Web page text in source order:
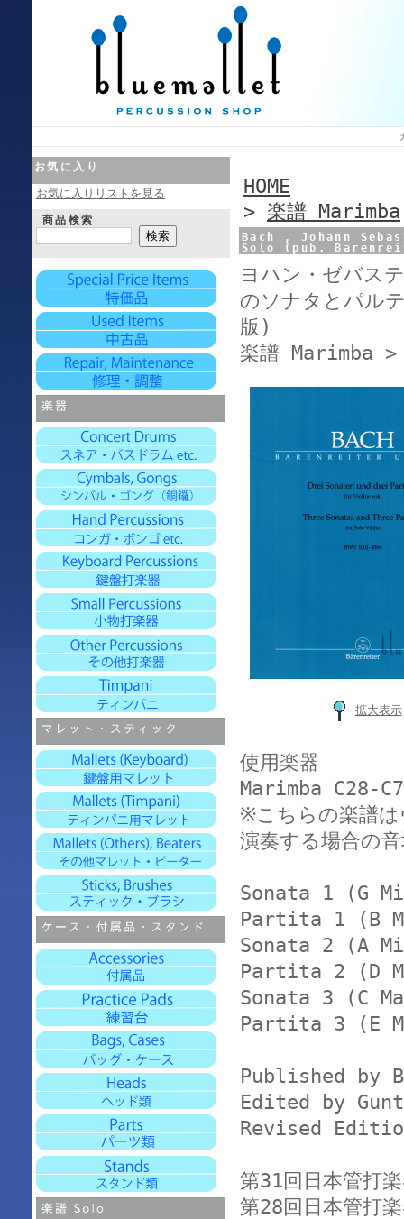
お気に入り
お気に入りリストを見る
商品検索
HOME
> 楽譜 Marimba
Bach , Johann
Solo (pub.
ヨハン・ゼバス
のソナタとパル
版)
楽譜 Marimba
拡大表示
使用楽器
Marimba C28-
※こちらの楽譜
演奏する場合の
Sonata 1 (G
Partita 1 (B
Sonata 2 (A
Partita 2 (D
Sonata 3 (C
Partita 3 (E
Published by
Edited by
Revised
第31回日本管打
第28回日本管打